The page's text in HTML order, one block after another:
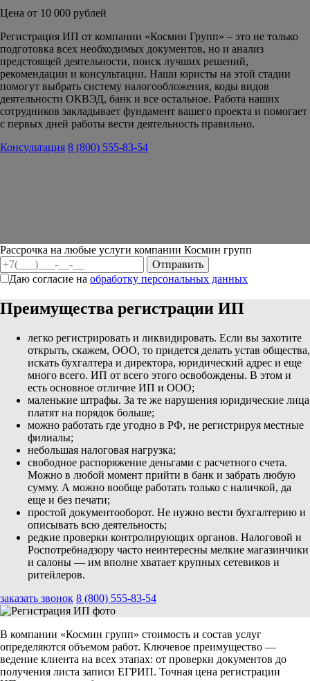
Цена от 10 000 рублей
Регистрация ИП от компании «Космин Групп» – это не только
подготовка всех необходимых документов, но и анализ
предстоящей деятельности, поиск лучших решений,
рекомендации и консультации. Наши юристы на этой стадии
помогут выбрать систему налогообложения, коды видов
деятельности ОКВЭД, банк и все остальное. Работа наших
сотрудников закладывает фундамент вашего проекта и помогает
с первых дней работы вести деятельность правильно.
Консультация 8 (800) 555-83-54
Рассрочка на любые услуги компании Космин групп
Даю согласие на обработку персональных данных
Преимущества регистрации ИП
легко регистрировать и ликвидировать. Если вы захотите
открыть, скажем, ООО, то придется делать устав общества,
искать бухгалтера и директора, юридический адрес и еще
много всего. ИП от всего этого освобождены. В этом и
есть основное отличие ИП и ООО;
маленькие штрафы. За те же нарушения юридические лица
платят на порядок больше;
можно работать где угодно в РФ, не регистрируя местные
филиалы;
небольшая налоговая нагрузка;
свободное распоряжение деньгами с расчетного счета.
Можно в любой момент прийти в банк и забрать любую
сумму. А можно вообще работать только с наличкой, да
еще и без печати;
простой документооборот. Не нужно вести бухгалтерию и
описывать всю деятельность;
редкие проверки контролирующих органов. Налоговой и
Роспотребнадзору часто неинтересны мелкие магазинчики
и салоны — им вполне хватает крупных сетевиков и
ритейлеров.
заказать звонок 8 (800) 555-83-54
В компании «Космин групп» стоимость и состав услуг
определяются объемом работ. Ключевое преимущество —
ведение клиента на всех этапах: от проверки документов до
получения листа записи ЕГРИП. Точная цена регистрации